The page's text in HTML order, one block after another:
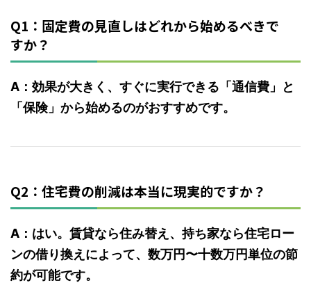
Q1：固定費の見直しはどれから始めるべきで
すか？
A：効果が大きく、すぐに実行できる「通信費」と
「保険」から始めるのがおすすめです。
Q2：住宅費の削減は本当に現実的ですか？
A：はい。賃貸なら住み替え、持ち家なら住宅ロー
ンの借り換えによって、数万円〜十数万円単位の節
約が可能です。